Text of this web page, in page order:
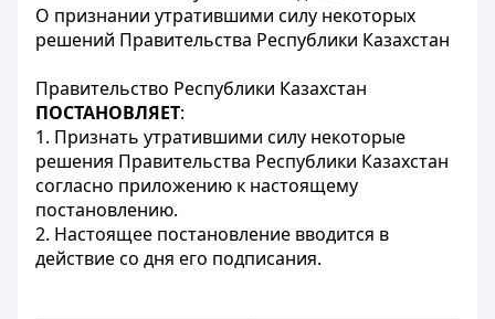
О признании утратившими силу некоторых
решений Правительства Республики Казахстан
Правительство Республики Казахстан
ПОСТАНОВЛЯЕТ:
1. Признать утратившими силу некоторые
решения Правительства Республики Казахстан
согласно приложению к настоящему
постановлению.
2. Настоящее постановление вводится в
действие со дня его подписания.